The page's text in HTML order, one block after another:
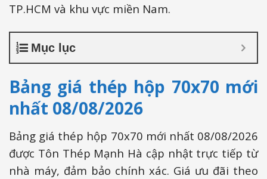
TP.HCM và khu vực miền Nam.
Mục lục
Bảng giá thép hộp 70x70 mới
nhất 08/08/2026
Bảng giá thép hộp 70x70 mới nhất 08/08/2026
được Tôn Thép Mạnh Hà cập nhật trực tiếp từ
nhà máy, đảm bảo chính xác. Giá ưu đãi theo